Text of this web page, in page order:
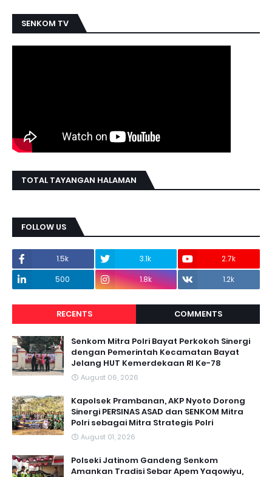
SENKOM TV
TOTAL TAYANGAN HALAMAN
FOLLOW US
1.5k 3.1k
2.7k
500
1.8k 1.2k
RECENTS COMMENTS
Senkom Mitra Polri Bayat Perkokoh Sinergi
dengan Pemerintah Kecamatan Bayat
Jelang HUT Kemerdekaan RI Ke-78
August 06, 2026
Kapolsek Prambanan, AKP Nyoto Dorong
Sinergi PERSINAS ASAD dan SENKOM Mitra
Polri sebagai Mitra Strategis Polri
August 01, 2026
Polseki Jatinom Gandeng Senkom
Amankan Tradisi Sebar Apem Yaqowiyu,